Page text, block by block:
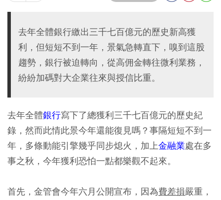
去年全體銀行繳出三千七百億元的歷史新高獲
利，但短短不到一年，景氣急轉直下，嗅到這股
趨勢，銀行被迫轉向，從高佣金轉往微利業務，
紛紛加碼對大企業往來與授信比重。
去年全體銀行寫下了總獲利三千七百億元的歷史紀
錄，然而此情此景今年還能復見嗎？事隔短短不到一
年，多條動能引擎幾乎同步熄火，加上金融業處在多
事之秋，今年獲利恐怕一點都樂觀不起來。
首先，金管會今年六月公開宣布，因為費差損嚴重，